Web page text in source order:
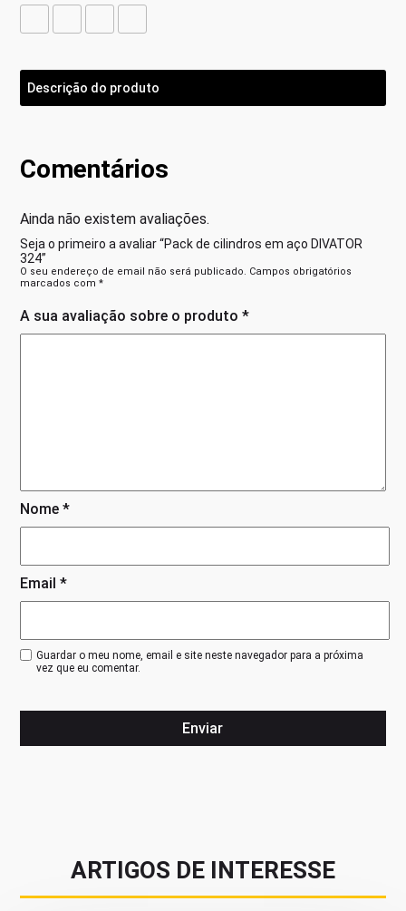
Descrição do produto
Comentários
Ainda não existem avaliações.
Seja o primeiro a avaliar “Pack de cilindros em aço DIVATOR
324”
O seu endereço de email não será publicado. Campos obrigatórios
marcados com*
A sua avaliação sobre o produto*
Nome*
Email*
Guardar o meu nome, email e site neste navegador para a próxima
vez que eu comentar.
ARTIGOS DE INTERESSE